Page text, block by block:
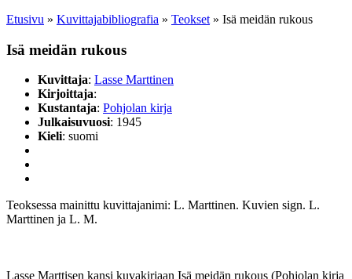
Etusivu » Kuvittaja­bibliografia » Teokset » Isä meidän rukous
Isä meidän rukous
Kuvittaja: Lasse Marttinen
Kirjoittaja:
Kustantaja: Pohjolan kirja
Julkaisuvuosi: 1945
Kieli: suomi
Teoksessa mainittu kuvittajanimi: L. Marttinen. Kuvien sign. L.
Marttinen ja L. M.
Lasse Marttisen kansi kuvakirjaan Isä meidän rukous (Pohjolan kirja